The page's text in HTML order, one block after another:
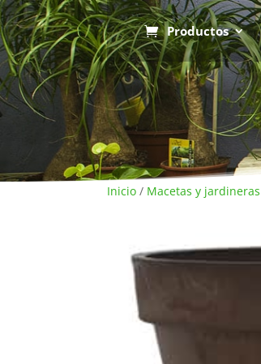
Productos
Inicio / Macetas y jardineras